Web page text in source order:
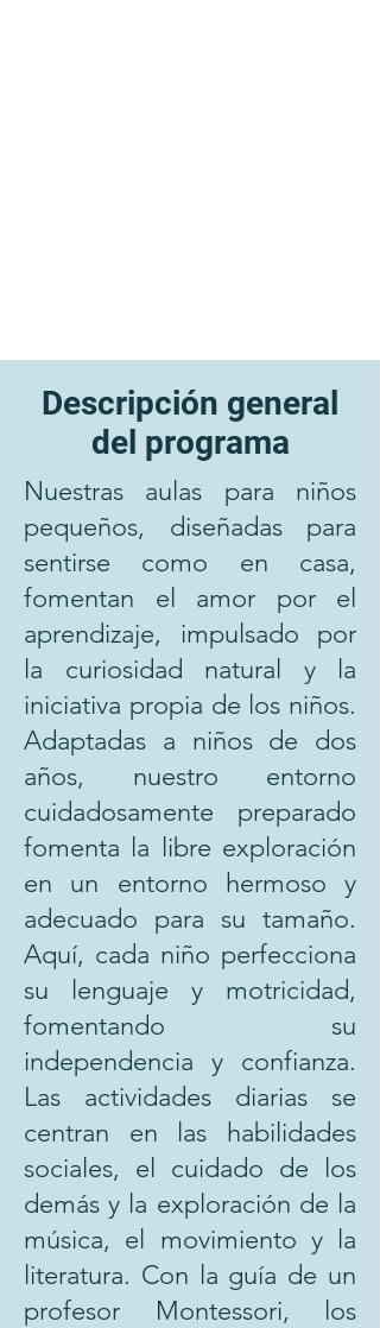
Descripción general
del programa
Nuestras aulas para niños
pequeños, diseñadas para
sentirse como en casa,
fomentan el amor por el
aprendizaje, impulsado por
la curiosidad natural y la
iniciativa propia de los niños.
Adaptadas a niños de dos
años, nuestro entorno
cuidadosamente preparado
fomenta la libre exploración
en un entorno hermoso y
adecuado para su tamaño.
Aquí, cada niño perfecciona
su lenguaje y motricidad,
fomentando su
independencia y confianza.
Las actividades diarias se
centran en las habilidades
sociales, el cuidado de los
demás y la exploración de la
música, el movimiento y la
literatura. Con la guía de un
profesor Montessori, los